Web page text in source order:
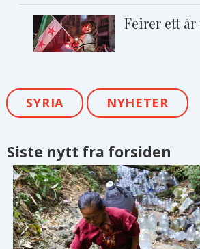
Feirer ett år
SYRIA NYHETER
Siste nytt fra forsiden